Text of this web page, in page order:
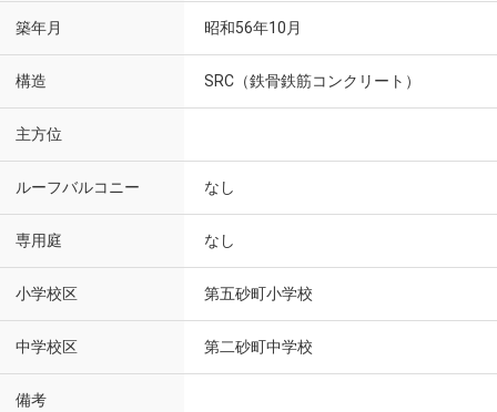
築年月 昭和56年10月
構造 SRC（鉄骨鉄筋コンクリート）
主方位
ルーフバルコニー なし
専用庭 なし
小学校区 第五砂町小学校
中学校区 第二砂町中学校
備考